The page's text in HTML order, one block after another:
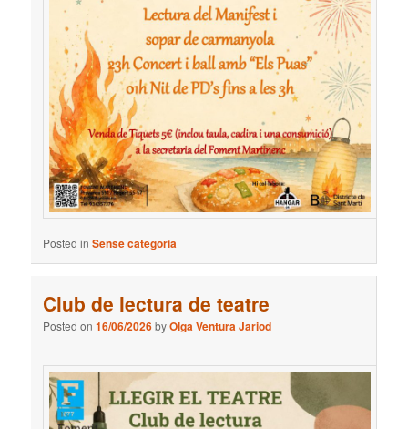
Posted in Sense categoria
Club de lectura de teatre
Posted on16/06/2026byOlga Ventura Jariod